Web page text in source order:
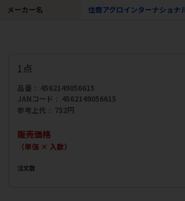
メーカー名 住商アグロインターナショナ
1点
品番
4562149056615
JANコード
4562149056615
参考上代
752円
販売価格
（単価 × 入数）
注文数